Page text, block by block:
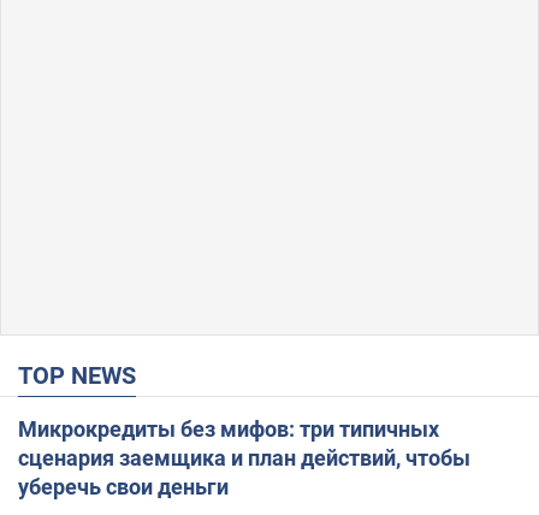
TOP NEWS
Микрокредиты без мифов: три типичных
сценария заемщика и план действий, чтобы
уберечь свои деньги